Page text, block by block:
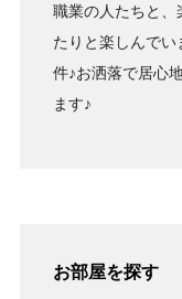
職業の人たちと、
たりと楽しんで
件♪お洒落で居心
ます♪
お部屋を探す